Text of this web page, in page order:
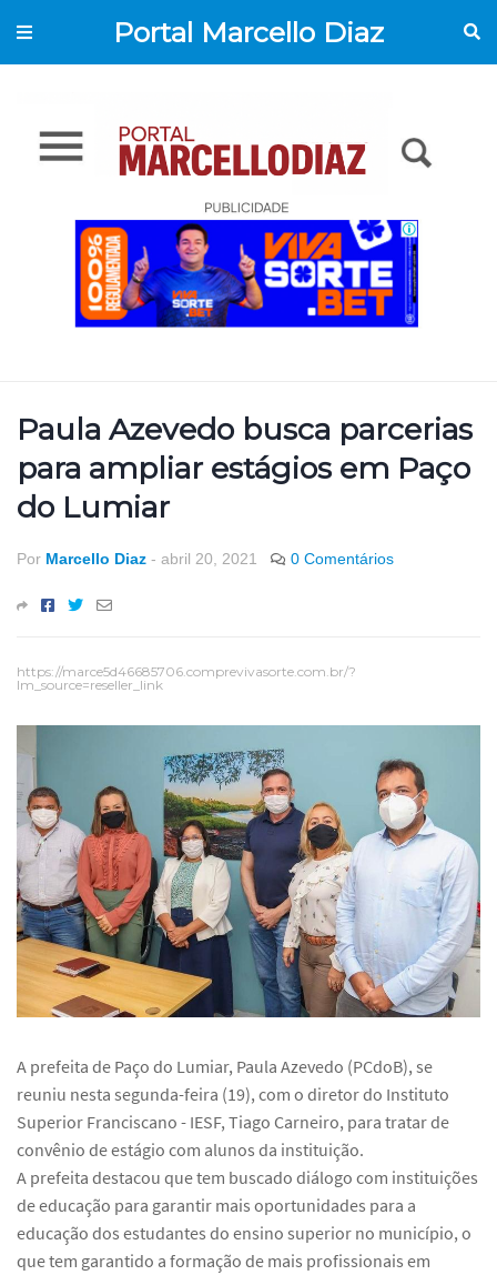
Portal Marcello Diaz
Paula Azevedo busca parcerias
para ampliar estágios em Paço
do Lumiar
Por Marcello Diaz - abril 20, 2021 0 Comentários
https://marce5d46685706.comprevivasorte.com.br/?
lm_source=reseller_link
A prefeita de Paço do Lumiar, Paula Azevedo (PCdoB), se
reuniu nesta segunda-feira (19), com o diretor do Instituto
Superior Franciscano - IESF, Tiago Carneiro, para tratar de
convênio de estágio com alunos da instituição.
A prefeita destacou que tem buscado diálogo com instituições
de educação para garantir mais oportunidades para a
educação dos estudantes do ensino superior no município, o
que tem garantido a formação de mais profissionais em